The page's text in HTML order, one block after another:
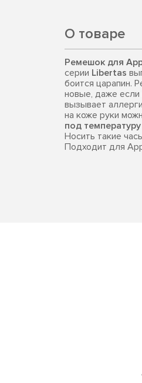
О товаре
Ремешок для
серии Libertas
боится царапин.
новые, даже если
вызывает
на коже руки
под температуру
Носить такие
Подходит для